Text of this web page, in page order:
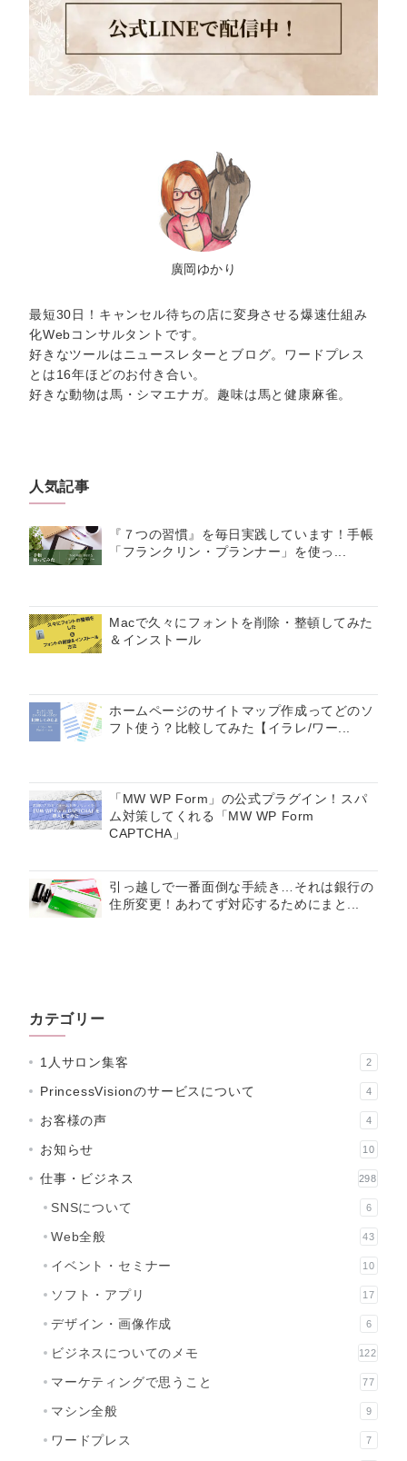
廣岡ゆかり
最短30日！キャンセル待ちの店に変身させる爆速仕組み
化Webコンサルタントです。
好きなツールはニュースレターとブログ。ワードプレス
とは16年ほどのお付き合い。
好きな動物は馬・シマエナガ。趣味は馬と健康麻雀。
人気記事
『７つの習慣』を毎日実践しています！手帳
「フランクリン・プランナー」を使っ...
Macで久々にフォントを削除・整頓してみた
＆インストール
ホームページのサイトマップ作成ってどのソ
フト使う？比較してみた【イラレ/ワー...
「MW WP Form」の公式プラグイン！スパ
ム対策してくれる「MW WP Form
CAPTCHA」
引っ越しで一番面倒な手続き…それは銀行の
住所変更！あわてず対応するためにまと...
カテゴリー
1人サロン集客 2
PrincessVisionのサービスについて 4
お客様の声 4
お知らせ 10
仕事・ビジネス 298
SNSについて 6
Web全般 43
イベント・セミナー 10
ソフト・アプリ 17
デザイン・画像作成 6
ビジネスについてのメモ 122
マーケティングで思うこと 77
マシン全般 9
ワードプレス 7